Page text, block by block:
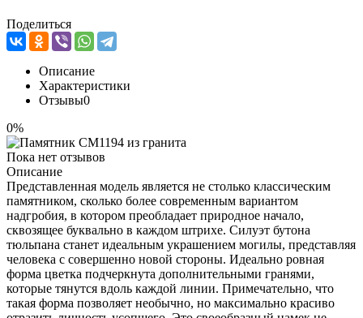
Поделиться
Описание
Характеристики
Отзывы0
0%
Пока нет отзывов
Описание
Представленная модель является не столько классическим
памятником, сколько более современным вариантом
надгробия, в котором преобладает природное начало,
сквозящее буквально в каждом штрихе. Силуэт бутона
тюльпана станет идеальным украшением могилы, представляя
человека с совершенно новой стороны. Идеально ровная
форма цветка подчеркнута дополнительными гранями,
которые тянутся вдоль каждой линии. Примечательно, что
такая форма позволяет необычно, но максимально красиво